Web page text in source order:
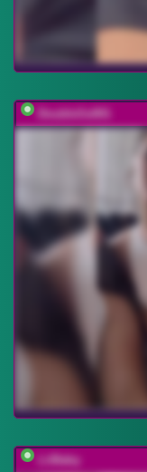
DoubleSs001
LiiBaby